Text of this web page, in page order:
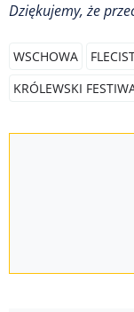
Dziękujemy, że
WSCHOWA
KRÓLEWSKI